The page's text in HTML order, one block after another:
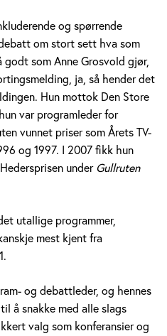
og spørrende
om stort sett hva som
godt som Anne Grosvold gjør,
ja, så hender det
Hun mottok Den Store
var programleder for
vunnet priser som Årets TV-
og 1997. I 2007 fikk hun
under Gullruten
utallige programmer,
mest kjent fra
og debattleder, og hennes
å snakke med alle slags
valg som konferansier og